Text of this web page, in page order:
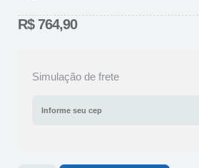
R$764,90
Simulação de frete